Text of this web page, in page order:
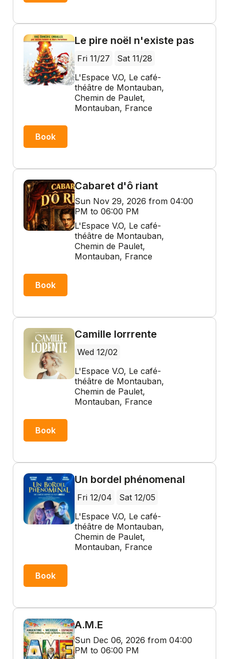
Le pire noël n'existe pas
Fri 11/27
Sat 11/28
L'Espace V.O, Le café-
théâtre de Montauban,
Chemin de Paulet,
Montauban, France
Book
Cabaret d'ô riant
Sun Nov 29, 2026 from 04:00
PM to 06:00 PM
L'Espace V.O, Le café-
théâtre de Montauban,
Chemin de Paulet,
Montauban, France
Book
Camille lorrrente
Wed 12/02
L'Espace V.O, Le café-
théâtre de Montauban,
Chemin de Paulet,
Montauban, France
Book
Un bordel phénomenal
Fri 12/04
Sat 12/05
L'Espace V.O, Le café-
théâtre de Montauban,
Chemin de Paulet,
Montauban, France
Book
A.M.E
Sun Dec 06, 2026 from 04:00
PM to 06:00 PM